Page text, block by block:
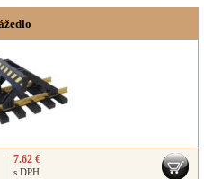
7.62 €
s DPH